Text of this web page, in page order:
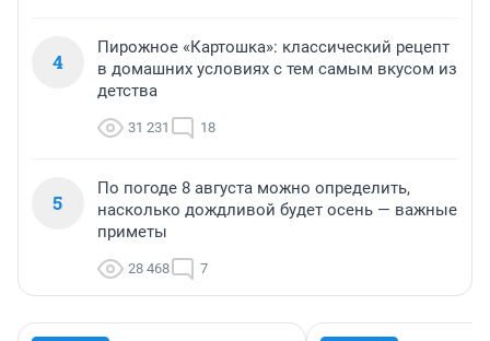
4
Пирожное «Картошка»: классический рецепт
в домашних условиях с тем самым вкусом из
детства
31 231 18
5
По погоде 8 августа можно определить,
насколько дождливой будет осень — важные
приметы
28 468 7